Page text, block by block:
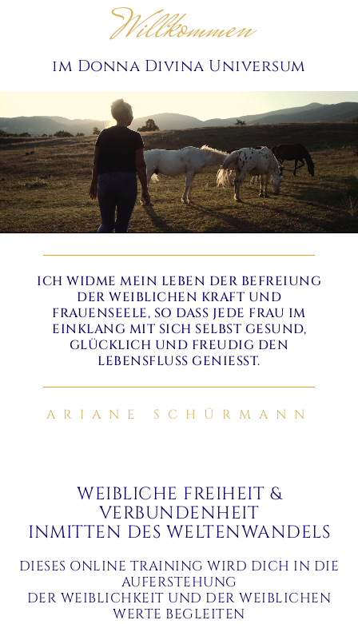
Willkommen
im Donna Divina Universum
ICH WIDME MEIN LEBEN DER BEFREIUNG
DER WEIBLICHEN KRAFT UND
FRAUENSEELE, SO DASS JEDE FRAU IM
EINKLANG MIT SICH SELBST GESUND,
GLÜCKLICH UND FREUDIG DEN
LEBENSFLUSS GENIESST.
ARIANE SCHÜRMANN
WEIBLICHE FREIHEIT &
VERBUNDENHEIT
INMITTEN DES WELTENWANDELS
DIESES ONLINE TRAINING WIRD DICH IN DIE
AUFERSTEHUNG
DER WEIBLICHKEIT UND DER WEIBLICHEN
WERTE BEGLEITEN